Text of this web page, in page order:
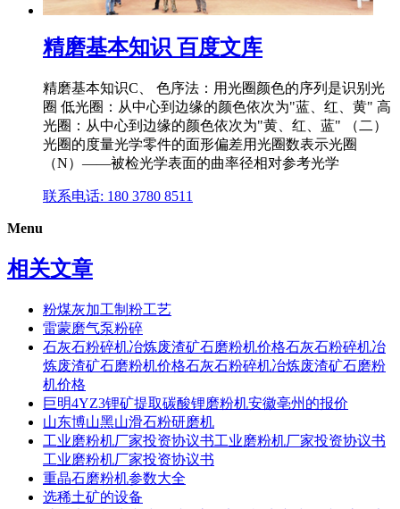
精磨基本知识 百度文库
精磨基本知识C、 色序法：用光圈颜色的序列是识别光
圈 低光圈：从中心到边缘的颜色依次为"蓝、红、黄" 高
光圈：从中心到边缘的颜色依次为"黄、红、蓝" （二）
光圈的度量光学零件的面形偏差用光圈数表示光圈
（N）——被检光学表面的曲率径相对参考光学
联系电话: 180 3780 8511
Menu
相关文章
粉煤灰加工制粉工艺
雷蒙磨气泵粉碎
石灰石粉碎机冶炼废渣矿石磨粉机价格石灰石粉碎机冶
炼废渣矿石磨粉机价格石灰石粉碎机冶炼废渣矿石磨粉
机价格
巨明4YZ3锂矿提取碳酸锂磨粉机安徽亳州的报价
山东博山黑山滑石粉研磨机
工业磨粉机厂家投资协议书工业磨粉机厂家投资协议书
工业磨粉机厂家投资协议书
重晶石磨粉机参数大全
选稀土矿的设备